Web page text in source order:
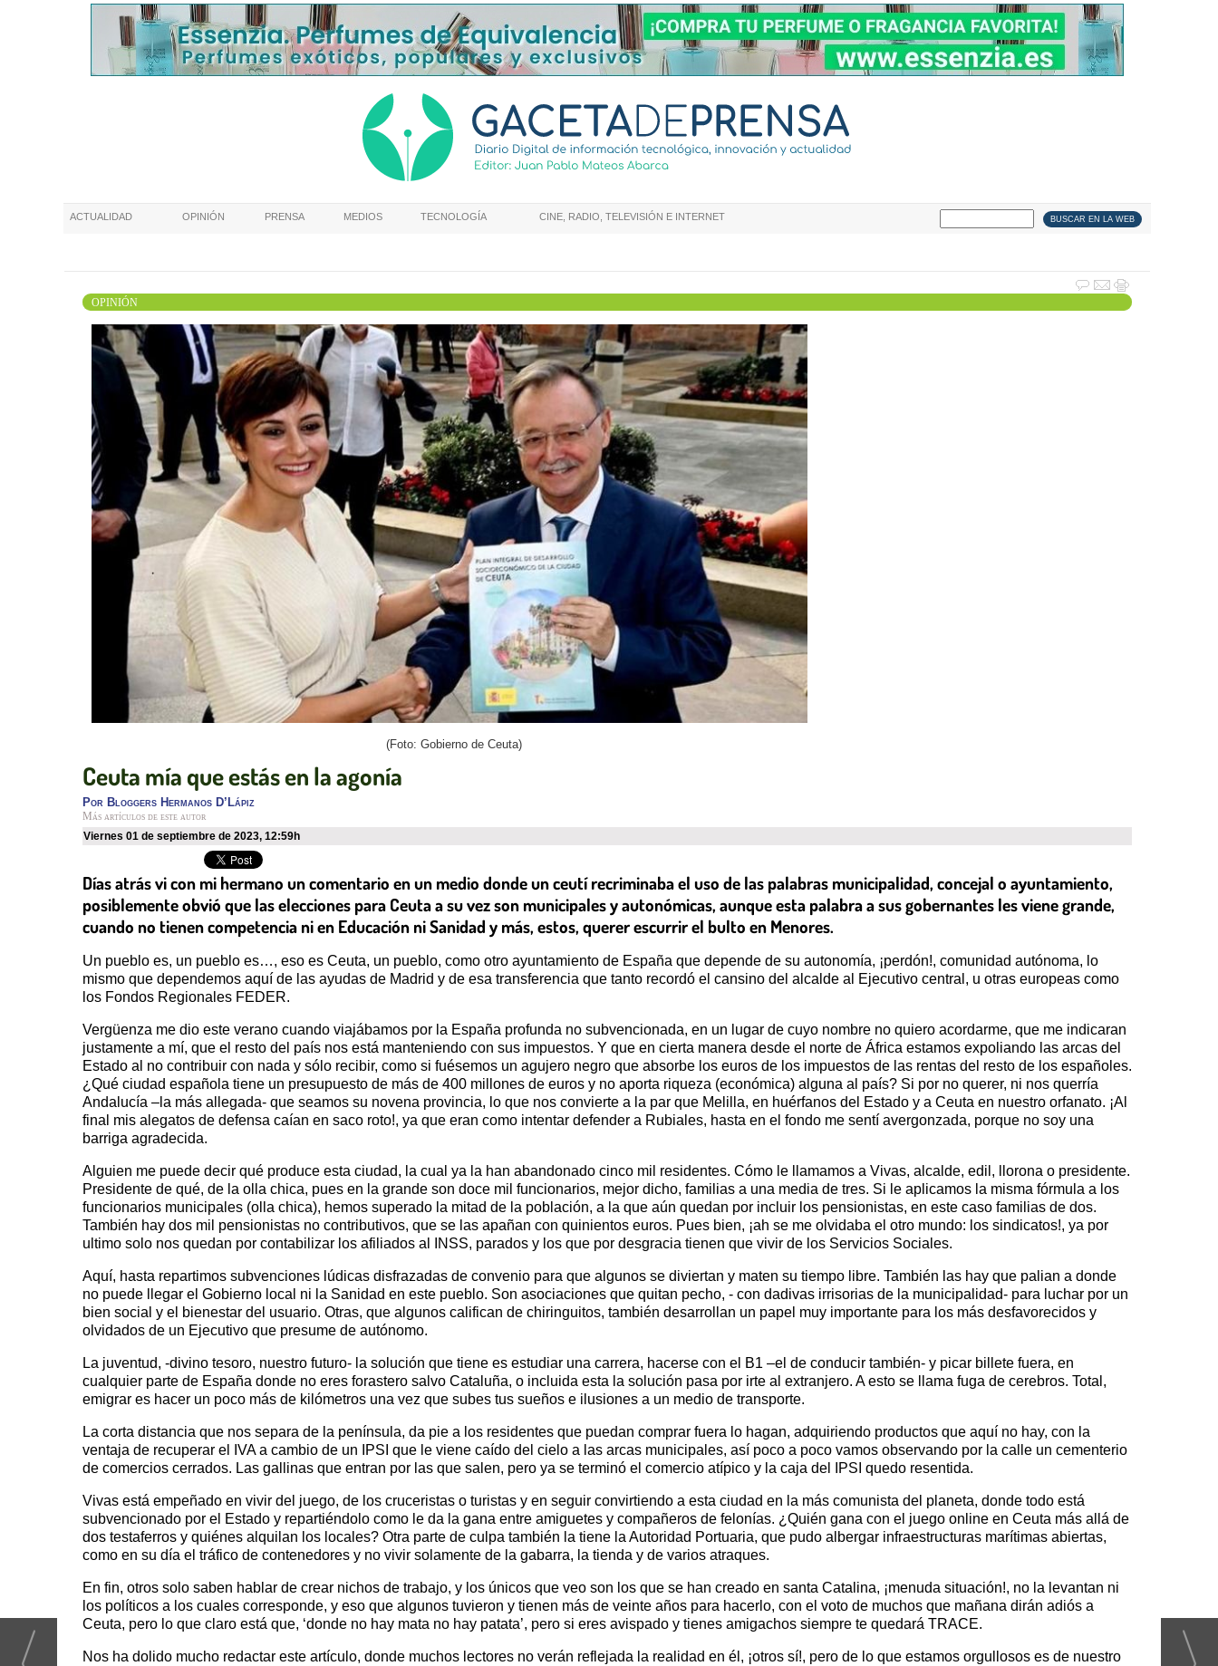
ACTUALIDAD OPINIÓN PRENSA MEDIOS TECNOLOGÍA CINE, RADIO, TELEVISIÓN E INTERNET
OPINIÓN
(Foto: Gobierno de Ceuta)
Ceuta mía que estás en la agonía
Por Bloggers Hermanos D’Lápiz
Más artículos de este autor
viernes 01 de septiembre de 2023, 12:59h
Días atrás vi con mi hermano un comentario en un medio donde un ceutí recriminaba el uso de las palabras municipalidad, concejal o ayuntamiento,
posiblemente obvió que las elecciones para Ceuta a su vez son municipales y autonómicas, aunque esta palabra a sus gobernantes les viene grande,
cuando no tienen competencia ni en Educación ni Sanidad y más, estos, querer escurrir el bulto en Menores.
Un pueblo es, un pueblo es…, eso es Ceuta, un pueblo, como otro ayuntamiento de España que depende de su autonomía, ¡perdón!, comunidad autónoma, lo
mismo que dependemos aquí de las ayudas de Madrid y de esa transferencia que tanto recordó el cansino del alcalde al Ejecutivo central, u otras europeas como
los Fondos Regionales FEDER.
Vergüenza me dio este verano cuando viajábamos por la España profunda no subvencionada, en un lugar de cuyo nombre no quiero acordarme, que me indicaran
justamente a mí, que el resto del país nos está manteniendo con sus impuestos. Y que en cierta manera desde el norte de África estamos expoliando las arcas del
Estado al no contribuir con nada y sólo recibir, como si fuésemos un agujero negro que absorbe los euros de los impuestos de las rentas del resto de los españoles.
¿Qué ciudad española tiene un presupuesto de más de 400 millones de euros y no aporta riqueza (económica) alguna al país? Si por no querer, ni nos querría
Andalucía –la más allegada- que seamos su novena provincia, lo que nos convierte a la par que Melilla, en huérfanos del Estado y a Ceuta en nuestro orfanato. ¡Al
final mis alegatos de defensa caían en saco roto!, ya que eran como intentar defender a Rubiales, hasta en el fondo me sentí avergonzada, porque no soy una
barriga agradecida.
Alguien me puede decir qué produce esta ciudad, la cual ya la han abandonado cinco mil residentes. Cómo le llamamos a Vivas, alcalde, edil, llorona o presidente.
Presidente de qué, de la olla chica, pues en la grande son doce mil funcionarios, mejor dicho, familias a una media de tres. Si le aplicamos la misma fórmula a los
funcionarios municipales (olla chica), hemos superado la mitad de la población, a la que aún quedan por incluir los pensionistas, en este caso familias de dos.
También hay dos mil pensionistas no contributivos, que se las apañan con quinientos euros. Pues bien, ¡ah se me olvidaba el otro mundo: los sindicatos!, ya por
ultimo solo nos quedan por contabilizar los afiliados al INSS, parados y los que por desgracia tienen que vivir de los Servicios Sociales.
Aquí, hasta repartimos subvenciones lúdicas disfrazadas de convenio para que algunos se diviertan y maten su tiempo libre. También las hay que palian a donde
no puede llegar el Gobierno local ni la Sanidad en este pueblo. Son asociaciones que quitan pecho, - con dadivas irrisorias de la municipalidad- para luchar por un
bien social y el bienestar del usuario. Otras, que algunos califican de chiringuitos, también desarrollan un papel muy importante para los más desfavorecidos y
olvidados de un Ejecutivo que presume de autónomo.
La juventud, -divino tesoro, nuestro futuro- la solución que tiene es estudiar una carrera, hacerse con el B1 –el de conducir también- y picar billete fuera, en
cualquier parte de España donde no eres forastero salvo Cataluña, o incluida esta la solución pasa por irte al extranjero. A esto se llama fuga de cerebros. Total,
emigrar es hacer un poco más de kilómetros una vez que subes tus sueños e ilusiones a un medio de transporte.
La corta distancia que nos separa de la península, da pie a los residentes que puedan comprar fuera lo hagan, adquiriendo productos que aquí no hay, con la
ventaja de recuperar el IVA a cambio de un IPSI que le viene caído del cielo a las arcas municipales, así poco a poco vamos observando por la calle un cementerio
de comercios cerrados. Las gallinas que entran por las que salen, pero ya se terminó el comercio atípico y la caja del IPSI quedo resentida.
Vivas está empeñado en vivir del juego, de los cruceristas o turistas y en seguir convirtiendo a esta ciudad en la más comunista del planeta, donde todo está
subvencionado por el Estado y repartiéndolo como le da la gana entre amiguetes y compañeros de felonías. ¿Quién gana con el juego online en Ceuta más allá de
dos testaferros y quiénes alquilan los locales? Otra parte de culpa también la tiene la Autoridad Portuaria, que pudo albergar infraestructuras marítimas abiertas,
como en su día el tráfico de contenedores y no vivir solamente de la gabarra, la tienda y de varios atraques.
En fin, otros solo saben hablar de crear nichos de trabajo, y los únicos que veo son los que se han creado en santa Catalina, ¡menuda situación!, no la levantan ni
los políticos a los cuales corresponde, y eso que algunos tuvieron y tienen más de veinte años para hacerlo, con el voto de muchos que mañana dirán adiós a
Ceuta, pero lo que claro está que, ‘donde no hay mata no hay patata’, pero si eres avispado y tienes amigachos siempre te quedará TRACE.
Nos ha dolido mucho redactar este artículo, donde muchos lectores no verán reflejada la realidad en él, ¡otros sí!, pero de lo que estamos orgullosos es de nuestro